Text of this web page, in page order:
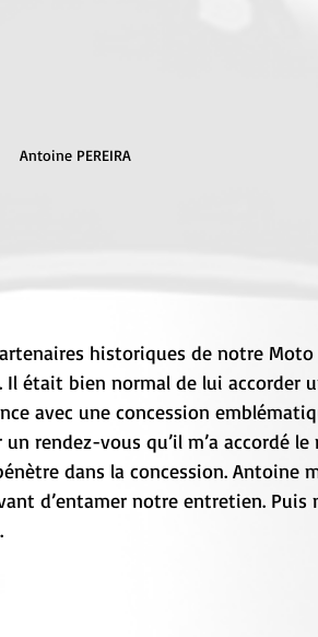
Antoine PEREIRA
historiques de notre Moto
était bien normal de lui accorder
avec une concession
rendez-vous qu’il m’a accordé
dans la concession. Antoine
d’entamer notre entretien. Puis